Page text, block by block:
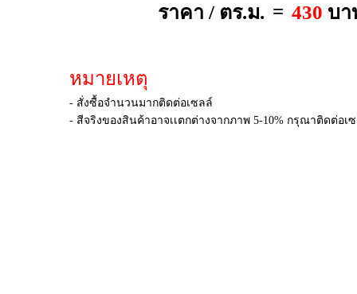
ราคา / ตร.ม. = 430 บ
หมายเหตุ
- สั่งซื้อจำนวนมากติดต่อเซลล์
- สีจริงของสินค้าอาจเเตกต่างจากภาพ 5-10% กรุณาติดต่อ